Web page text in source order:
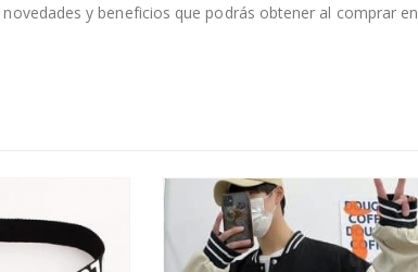
y beneficios que podrás obtener al comprar en